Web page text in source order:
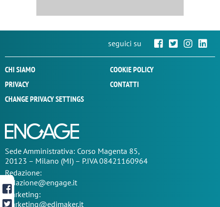
seguici su
CHI SIAMO
COOKIE POLICY
PRIVACY
CONTATTI
CHANGE PRIVACY SETTINGS
SedeAmministrativa: Corso Magenta 85,
20123 – Milano (MI) – P.IVA 08421160964
Redazione:
redazione@engage.it
Marketing:
marketing@edimaker.it